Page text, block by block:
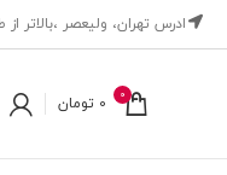
ادرس تهران، ‎وليعصر ،بالاتر از طالقاني ،كوچه گيلان،پلاک ۱،داروخانه شفا مركزي
0
0 تومان